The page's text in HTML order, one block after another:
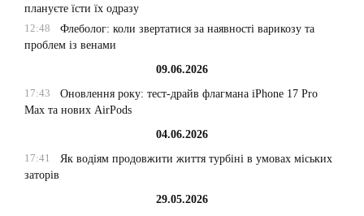
плануєте їсти їх одразу
12:48
Флеболог: коли звертатися за наявності варикозу та
проблем із венами
09.06.2026
17:43
Оновлення року: тест-драйв флагмана iPhone 17 Pro
Max та нових AirPods
04.06.2026
17:41
Як водіям продовжити життя турбіні в умовах міських
заторів
29.05.2026